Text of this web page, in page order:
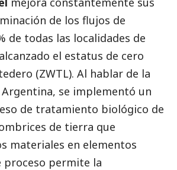
de los flujos de
de todas las localidades de
el estatus de cero
(ZWTL). Al hablar de la
Argentina, se implementó un
de tratamiento biológico de
de tierra que
materiales en elementos
proceso permite la